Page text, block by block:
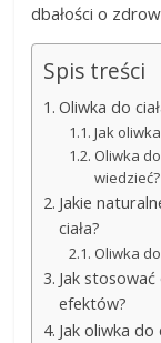
dbałości o
Spis treści
Oliwka do
Jak
Oliwka
wiedzieć?
Jakie
ciała?
Oliwka
Jak stosować
efektów?
Jak oliwka